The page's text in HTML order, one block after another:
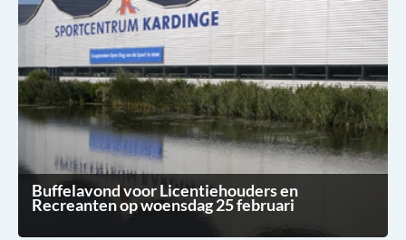
Buffelavond voor Licentiehouders en
Recreanten op woensdag 25 februari